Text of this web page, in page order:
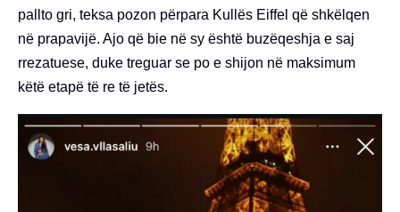
pallto gri, teksa pozon përpara Kullës Eiffel që shkëlqen
në prapavijë. Ajo që bie në sy është buzëqeshja e saj
rrezatuese, duke treguar se po e shijon në maksimum
këtë etapë të re të jetës.